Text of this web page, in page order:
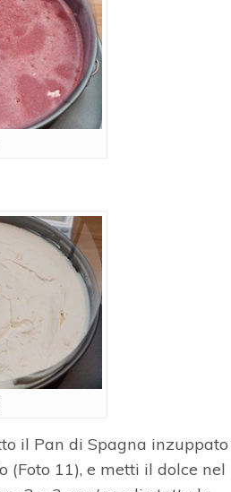
il Pan di Spagna inzuppato
(Foto 11), e metti il dolce nel